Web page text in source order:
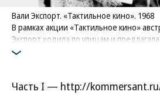
Вали Экспорт. «Тактильное кино». 1968
В рамках акции «Тактильное кино»
Экспорт ходила по улицам и
пощупать ее грудь, заключенную в
непонятно что
Часть I — http://